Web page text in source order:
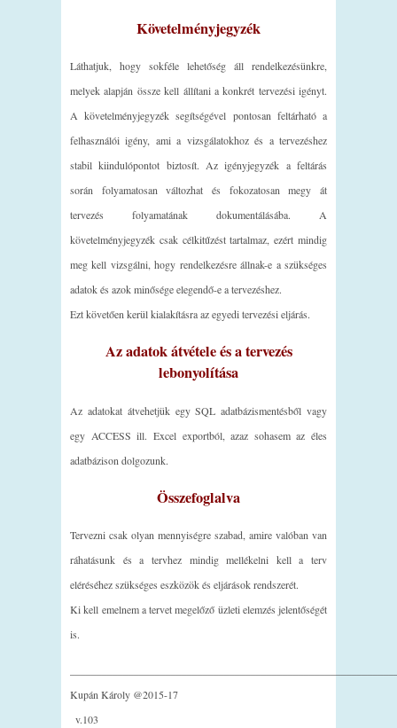
Követelményjegyzék
Láthatjuk, hogy sokféle lehetőség áll rendelkezésünkre,
melyek alapján össze kell állítani a konkrét tervezési igényt.
A követelményjegyzék segítségével pontosan feltárható a
felhasználói igény, ami a vizsgálatokhoz és a tervezéshez
stabil kiindulópontot biztosít. Az igényjegyzék a feltárás
során folyamatosan változhat és fokozatosan megy át
tervezés folyamatának dokumentálásába. A
követelményjegyzék csak célkitűzést tartalmaz, ezért mindig
meg kell vizsgálni, hogy rendelkezésre állnak-e a szükséges
adatok és azok minősége elegendő-e a tervezéshez.
Ezt követően kerül kialakításra az egyedi tervezési eljárás.
Az adatok átvétele és a tervezés
lebonyolítása
Az adatokat átvehetjük egy SQL adatbázismentésből vagy
egy ACCESS ill. Excel exportból, azaz sohasem az éles
adatbázison dolgozunk.
Összefoglalva
Tervezni csak olyan mennyiségre szabad, amire valóban van
ráhatásunk és a tervhez mindig mellékelni kell a terv
eléréséhez szükséges eszközök és eljárások rendszerét.
Ki kell emelnem a tervet megelőző üzleti elemzés jelentőségét
is.
Kupán Károly @2015-17
v.103